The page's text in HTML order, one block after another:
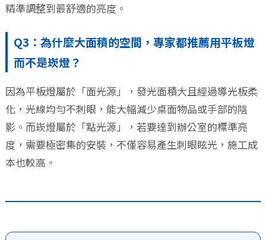
精準調整到最舒適的亮度。
Q3：為什麼大面積的空間，專家都推薦用平板燈
而不是崁燈？
因為平板燈屬於「面光源」，發光面積大且經過導光板柔
化，光線均勻不刺眼，能大幅減少桌面物品或手部的陰
影。而崁燈屬於「點光源」，若要達到辦公室的標準亮
度，需要極密集的安裝，不僅容易產生刺眼眩光，施工成
本也較高。